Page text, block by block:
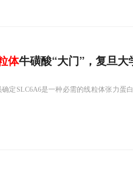
体牛磺酸“大门”，复旦大
定SLC6A6是一种必需的线粒体张力蛋